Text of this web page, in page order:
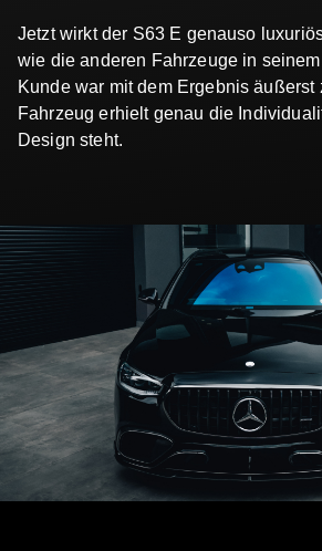
Jetzt wirkt der S63 E genauso
wie die anderen Fahrzeuge in
Kunde war mit dem Ergebnis äußerst
Fahrzeug erhielt genau die
Design steht.